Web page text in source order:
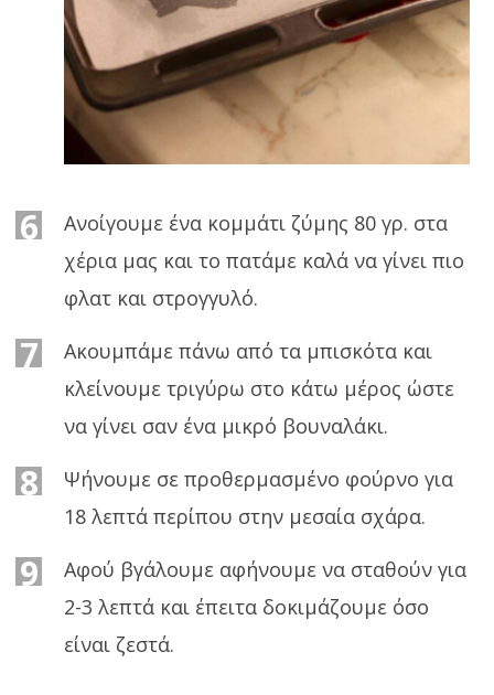
6
Ανοίγουμε ένα κομμάτι ζύμης 80 γρ. στα
χέρια μας και το πατάμε καλά να γίνει πιο
φλατ και στρογγυλό.
7
Ακουμπάμε πάνω από τα μπισκότα και
κλείνουμε τριγύρω στο κάτω μέρος ώστε
να γίνει σαν ένα μικρό βουναλάκι.
8
Ψήνουμε σε προθερμασμένο φούρνο για
18 λεπτά περίπου στην μεσαία σχάρα.
9
Αφού βγάλουμε αφήνουμε να σταθούν για
2-3 λεπτά και έπειτα δοκιμάζουμε όσο
είναι ζεστά.